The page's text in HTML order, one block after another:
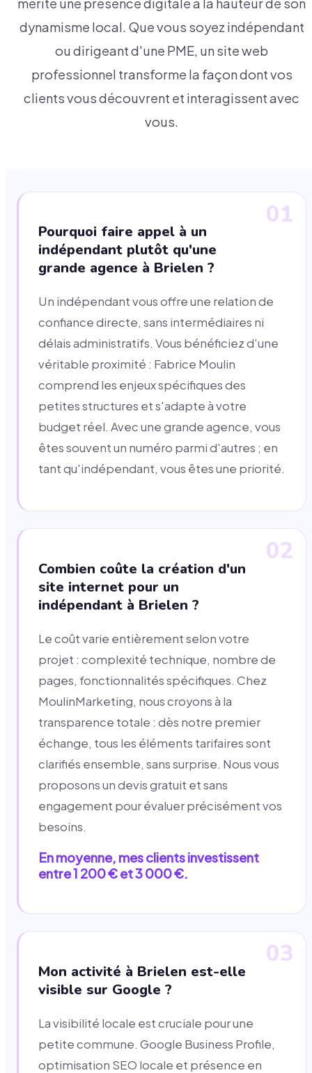
mérite une présence digitale à la hauteur de son
dynamisme local. Que vous soyez indépendant
ou dirigeant d'une PME, un site web
professionnel transforme la façon dont vos
clients vous découvrent et interagissent avec
vous.
01
Pourquoi faire appel à un
indépendant plutôt qu'une
grande agence à Brielen ?
Un indépendant vous offre une relation de
confiance directe, sans intermédiaires ni
délais administratifs. Vous bénéficiez d'une
véritable proximité : Fabrice Moulin
comprend les enjeux spécifiques des
petites structures et s'adapte à votre
budget réel. Avec une grande agence, vous
êtes souvent un numéro parmi d'autres ; en
tant qu'indépendant, vous êtes une priorité.
02
Combien coûte la création d'un
site internet pour un
indépendant à Brielen ?
Le coût varie entièrement selon votre
projet : complexité technique, nombre de
pages, fonctionnalités spécifiques. Chez
MoulinMarketing, nous croyons à la
transparence totale : dès notre premier
échange, tous les éléments tarifaires sont
clarifiés ensemble, sans surprise. Nous vous
proposons un devis gratuit et sans
engagement pour évaluer précisément vos
besoins.
En moyenne, mes clients investissent
entre 1 200 € et 3 000 €.
03
Mon activité à Brielen est-elle
visible sur Google ?
La visibilité locale est cruciale pour une
petite commune. Google Business Profile,
optimisation SEO locale et présence en